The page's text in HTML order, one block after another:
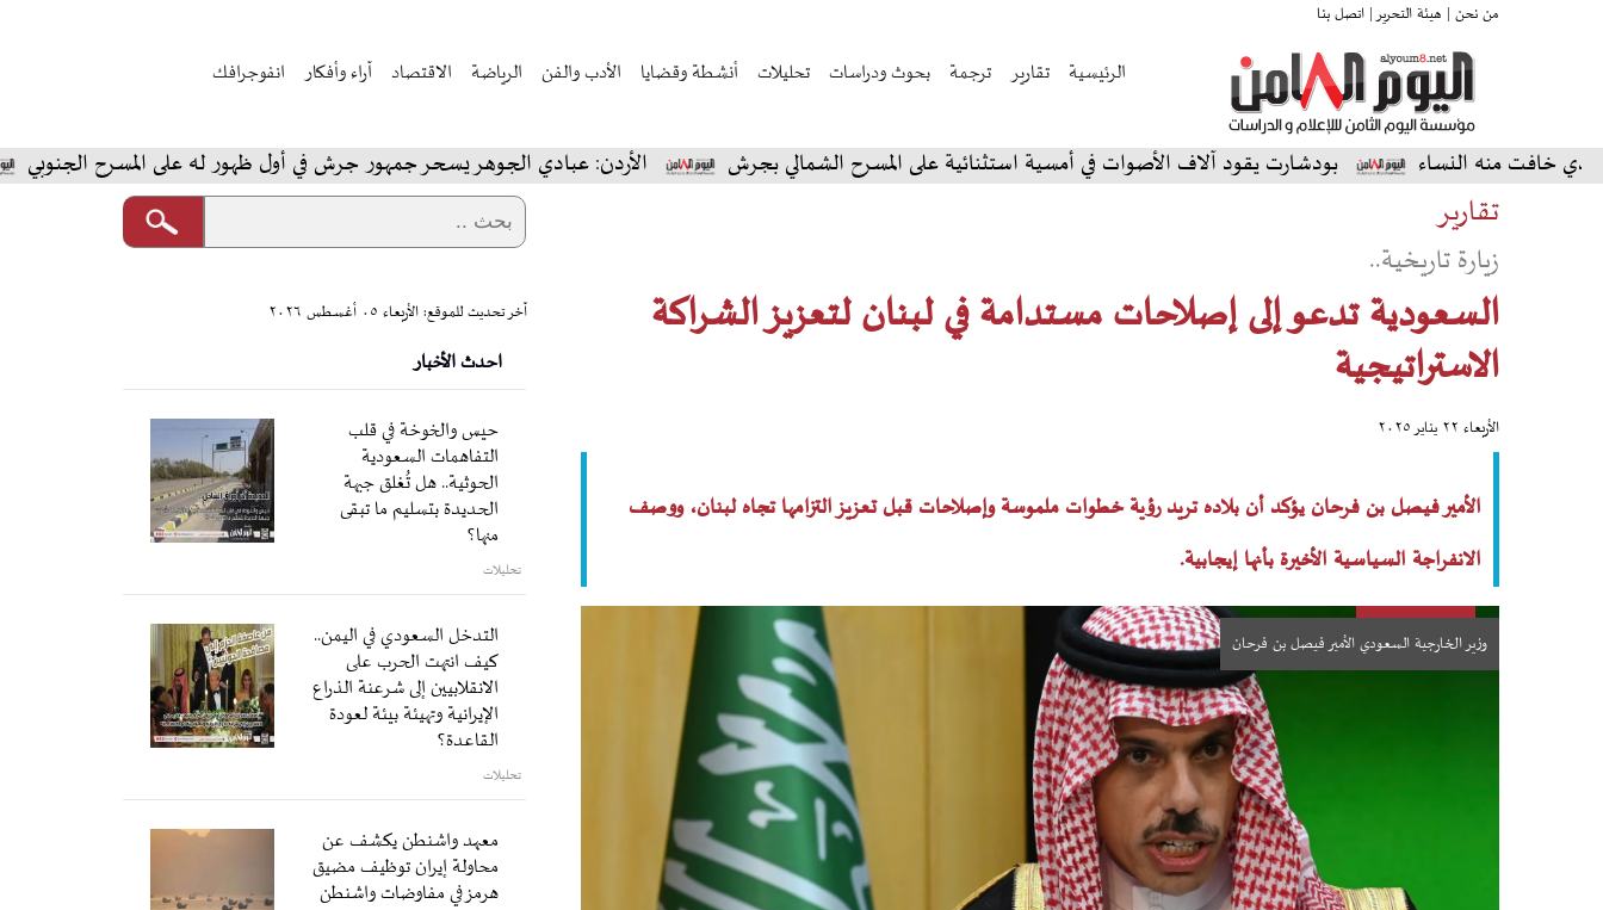
من نحن | هيئة التحرير | اتصل بنا
الرئيسية تقارير ترجمة بحوث ودراسات تحليلات أنشطة وقضايا الأدب والفن الرياضة الاقتصاد آراء وأفكار انفوجرافك
النساء بودشارت يقود آلاف الأصوات في أمسية استثنائية على المسرح الشمالي بجرش الأردن: عبادي الجوهر يسحر جمهور جرش في أول ظهور له على المسرح الجنوبي
تقارير
زيارة تاريخية..
السعودية تدعو إلى إصلاحات مستدامة في لبنان لتعزيز الشراكة
الاستراتيجية
الأربعاء ٢٢ يناير ٢٠٢٥
الأمير فيصل بن فرحان يؤكد أن بلاده تريد رؤية خطوات ملموسة وإصلاحات قبل تعزيز التزامها تجاه لبنان، ووصف
الانفراجة السياسية الأخيرة بأنها إيجابية.
وزير الخارجية السعودي الأمير فيصل بن فرحان
آخر تحديث للموقع: الأربعاء ٠٥ أغسطس ٢٠٢٦
احدث الأخبار
حيس والخوخة في قلب
التفاهمات السعودية
الحوثية.. هل تُغلق جبهة
الحديدة بتسليم ما تبقى
منها؟
تحليلات
التدخل السعودي في اليمن..
كيف انتهت الحرب على
الانقلابيين إلى شرعنة الذراع
الإيرانية وتهيئة بيئة لعودة
القاعدة؟
تحليلات
معهد واشنطن يكشف عن
محاولة إيران توظيف مضيق
هرمز في مفاوضات واشنطن